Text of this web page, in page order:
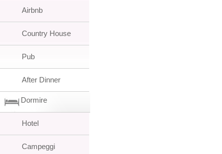
Airbnb
Country House
Pub
After Dinner
Dormire
Hotel
Campeggi